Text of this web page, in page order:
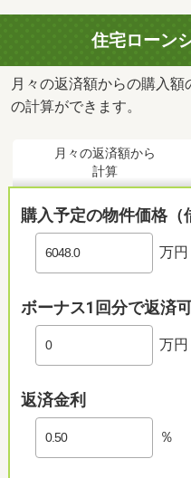
住宅ローン
月々の返済額からの購入
の計算ができます。
月々の返済額から
計算
購入予定の物件価格（
万円
ボーナス1回分で返済
万円
返済金利
％